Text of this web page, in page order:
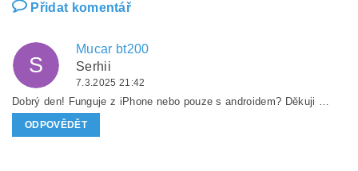
Přidat komentář
S
Mucar bt200
Serhii
7.3.2025 21:42
Dobrý den! Funguje z iPhone nebo pouze s androidem? Děkuji …
ODPOVĚDĚT